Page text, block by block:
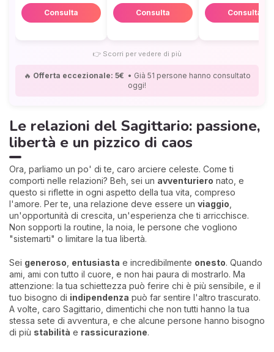
Consulta Consulta Consulta
👉Scorri per vedere di più
🔥 Offerta eccezionale: 5€ • Già 51 persone hanno consultato
oggi!
Le relazioni del Sagittario: passione,
libertà e un pizzico di caos
Ora, parliamo un po' di te, caro arciere celeste. Come ti
comporti nelle relazioni? Beh, sei un avventuriero nato, e
questo si riflette in ogni aspetto della tua vita, compreso
l'amore. Per te, una relazione deve essere un viaggio
un'opportunità di crescita, un'esperienza che ti arricchisce.
Non sopporti la routine, la noia, le persone che vogliono
"sistemarti" o limitare la tua libertà.
Sei generoso entusiasta e incredibilmente onesto. Quando
ami, ami con tutto il cuore, e non hai paura di mostrarlo. Ma
attenzione: la tua schiettezza può ferire chi è più sensibile, e il
tuo bisogno di indipendenza può far sentire l'altro trascurato.
A volte, caro Sagittario, dimentichi che non tutti hanno la tua
stessa sete di avventura, e che alcune persone hanno bisogno
di più stabilità e rassicurazione.